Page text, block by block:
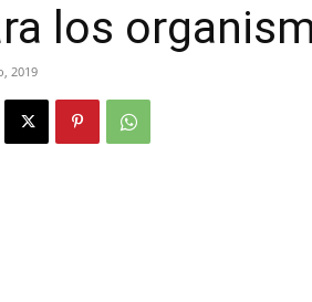
los
2019